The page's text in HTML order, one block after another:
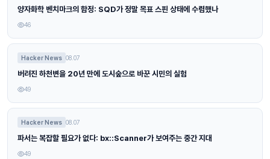
양자화학 벤치마크의 함정: SQD가 정말 목표 스핀 상태에 수렴했나
46
Hacker News 08.07
버려진 하천변을 20년 만에 도시숲으로 바꾼 시민의 실험
49
Hacker News 08.07
파서는 복잡할 필요가 없다: bx::Scanner가 보여주는 중간 지대
49